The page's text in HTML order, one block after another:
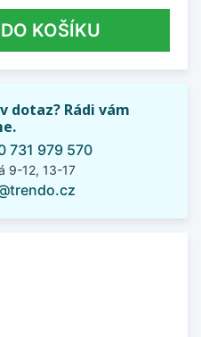
KOŠÍKU
dotaz? Rádi vám
731 979 570
9-12, 13-17